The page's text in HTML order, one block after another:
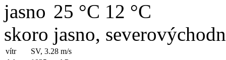
25 °C 12 °C
skoro jasno,
vítr SV, 3.28 m/s